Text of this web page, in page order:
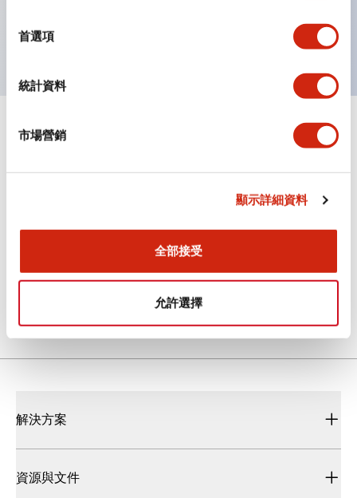
首選項
統計資料
市場營銷
顯示詳細資料
全部接受
允許選擇
LED照明帶來明亮且清晰的照明面
文件和檔案
技術文件
2025/10/15.PDF4.50MB
解決方案
資源與文件